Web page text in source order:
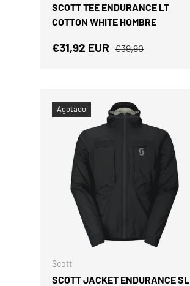
SCOTT TEE ENDURANCE LT
COTTON WHITE HOMBRE
Precio de venta
€31,92 EUR Precio normal
€39,90
Agotado
Scott
SCOTT JACKET ENDURANCE SL